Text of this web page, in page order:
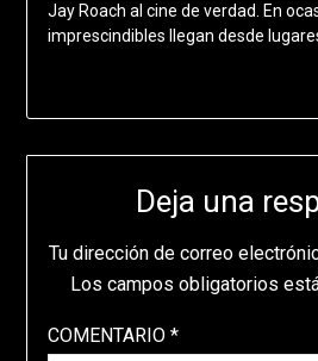
Jay Roach al cine de verdad. En
imprescindibles llegan desde
Deja una
Tu dirección de correo
Los campos obligatorios
COMENTARIO *